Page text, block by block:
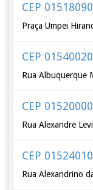
CEP 01518090
Praça Umpei
CEP 01540020
Rua Albuquerque
CEP 01520000
Rua Alexandre Levi
CEP 01524010
Rua Alexandrino